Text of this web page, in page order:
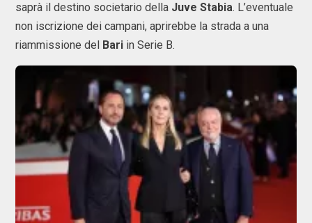
saprà il destino societario della Juve Stabia. L’eventuale
non iscrizione dei campani, aprirebbe la strada a una
riammissione del
Bari in Serie B.